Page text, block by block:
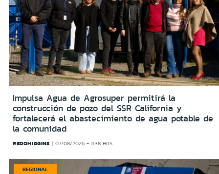
Impulsa Agua de Agrosuper permitirá la
construcción de pozo del SSR California y
fortalecerá el abastecimiento de agua potable de
la comunidad
REDOHIGGINS 07/08/2026 - 11:38 HRS
REGIONAL